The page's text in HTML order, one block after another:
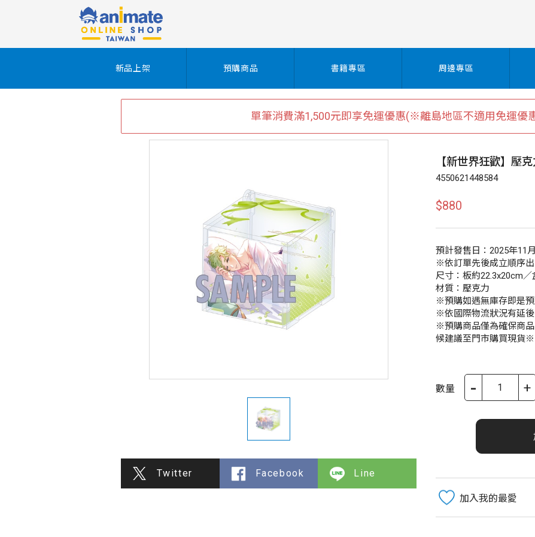
新品上架 預購商品 書籍專區 周邊專區
單筆消費滿1,500元即享免運優惠(※離島地區不適用免運優
Twitter Facebook Line
【新世界狂歡】壓
4550621448584
$880
預計發售日：2025年11
※依訂單先後成立順序
尺寸：板約22.3x20cm
材質：壓克力
※預購如遇無庫存即是
※依國際物流狀況有延
※預購商品僅為確保商
候建議至門市購買現貨※
數量 - +
加入我的最愛